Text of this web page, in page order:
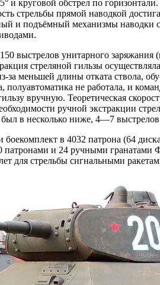
и круговой обстрел по
стрельбы прямой наводкой
и подъёмный механизмы наводки
выстрелов унитарного заряжания
стреляной гильзы
за меньшей длины отката ствола,
полуавтоматика не работала, и
вручную. Теоретическая
ручной экстракции
был в несколько ниже, 4—7
в 4032 патрона (64
и 24 ручными гранатами
для стрельбы сигнальными